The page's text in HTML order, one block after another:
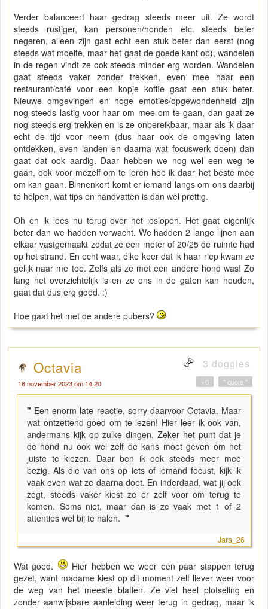
Verder balanceert haar gedrag steeds meer uit. Ze wordt
steeds rustiger, kan personen/honden etc. steeds beter
negeren, alleen zijn gaat echt een stuk beter dan eerst (nog
steeds wat moeite, maar het gaat de goede kant op), wandelen
in de regen vindt ze ook steeds minder erg worden. Wandelen
gaat steeds vaker zonder trekken, even mee naar een
restaurant/café voor een kopje koffie gaat een stuk beter.
Nieuwe omgevingen en hoge emoties/opgewondenheid zijn
nog steeds lastig voor haar om mee om te gaan, dan gaat ze
nog steeds erg trekken en is ze onbereikbaar, maar als ik daar
echt de tijd voor neem (dus haar ook de omgeving laten
ontdekken, even landen en daarna wat focuswerk doen) dan
gaat dat ook aardig. Daar hebben we nog wel een weg te
gaan, ook voor mezelf om te leren hoe ik daar het beste mee
om kan gaan. Binnenkort komt er iemand langs om ons daarbij
te helpen, wat tips en handvatten is dan wel prettig.
Oh en ik lees nu terug over het loslopen. Het gaat eigenlijk
beter dan we hadden verwacht. We hadden 2 lange lijnen aan
elkaar vastgemaakt zodat ze een meter of 20/25 de ruimte had
op het strand. En echt waar, élke keer dat ik haar riep kwam ze
gelijk naar me toe. Zelfs als ze met een andere hond was! Zo
lang het overzichtelijk is en ze ons in de gaten kan houden,
gaat dat dus erg goed. :)
Hoe gaat het met de andere pubers?
Octavia 3 doggies
16 november 2023 om 14:20 " quote "
+0
" Een enorm late reactie, sorry daarvoor Octavia. Maar
wat ontzettend goed om te lezen! Hier leer ik ook van,
andermans kijk op zulke dingen. Zeker het punt dat je
de hond nu ook wel zelf de kans moet geven om het
juiste te kiezen. Daar ben ik ook steeds meer mee
bezig. Als die van ons op iets of iemand focust, kijk ik
vaak even wat ze daarna doet. En inderdaad, wat jij ook
zegt, steeds vaker kiest ze er zelf voor om terug te
komen. Soms niet, maar dan is ze vaak met 1 of 2
attenties wel bij te halen. "
Jara_26
Wat goed.
Hier hebben we weer een paar stappen terug
gezet, want madame kiest op dit moment zelf liever weer voor
de weg van het meeste blaffen. Ze viel heel plotseling en
zonder aanwijsbare aanleiding weer terug in gedrag, maar ik